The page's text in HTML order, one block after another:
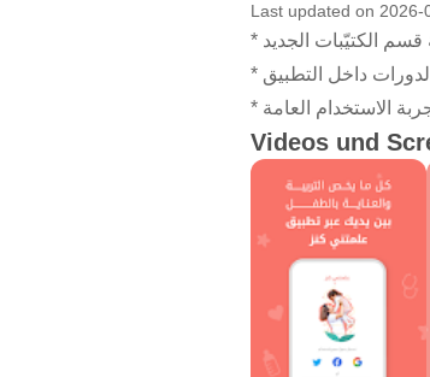
Kind interessiert
Last updated on 2026-
الكتيّبات الجديد
داخل التطبيق
الاستخدام العامة
Videos und